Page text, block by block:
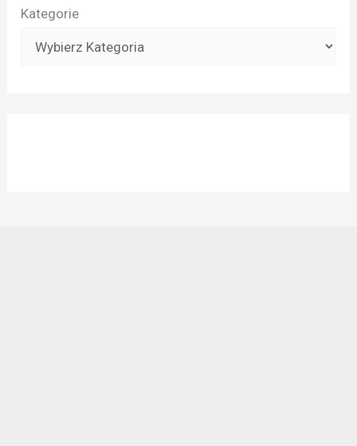
Kategorie